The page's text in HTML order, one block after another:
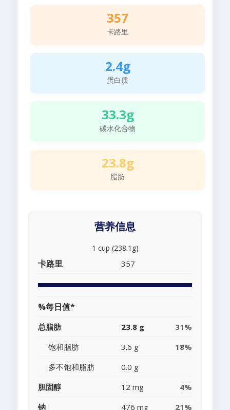
357
卡路里
2.4g
蛋白质
33.3g
碳水化合物
23.8g
脂肪
营养信息
1 cup (238.1g)
卡路里 357
%每日值*
总脂肪 23.8 g
31%
饱和脂肪
3.6 g
18%
多不饱和脂肪
0.0 g
胆固醇
12 mg
4%
钠
476 mg 21%